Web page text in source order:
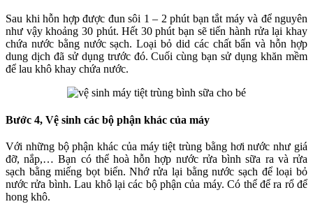
Sau khi hỗn hợp được đun sôi 1 – 2 phút bạn tắt máy và để nguyên
như vậy khoảng 30 phút. Hết 30 phút bạn sẽ tiến hành rửa lại khay
chứa nước bằng nước sạch. Loại bỏ did các chất bẩn và hỗn hợp
dung dịch đã sử dụng trước đó. Cuối cùng bạn sử dụng khăn mềm
để lau khô khay chứa nước.
Bước 4, Vệ sinh các bộ phận khác của máy
Với những bộ phận khác của máy tiệt trùng bằng hơi nước như giá
đỡ, nắp,… Bạn có thể hoà hỗn hợp nước rửa bình sữa ra và rửa
sạch bằng miếng bọt biển. Nhớ rửa lại bằng nước sạch để loại bỏ
nước rửa bình. Lau khô lại các bộ phận của máy. Có thể để ra rổ để
hong khô.